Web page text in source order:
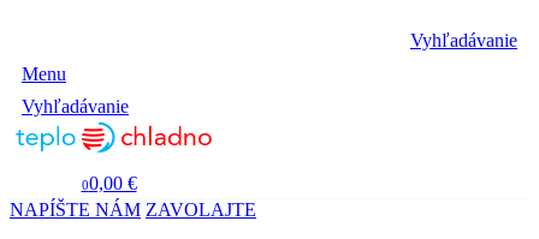
Vyhľadávanie
Menu
Vyhľadávanie
00,00 €
NAPÍŠTE NÁM ZAVOLAJTE